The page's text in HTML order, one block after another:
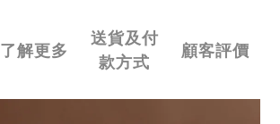
了解更多
送貨及付
款方式
顧客評價